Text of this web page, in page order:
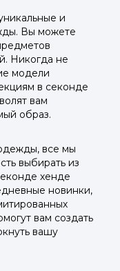
и
Вы можете
Никогда не
модели
в секонде
вам
образ.
все мы
выбирать из
хенде
новинки,
вам создать
вашу